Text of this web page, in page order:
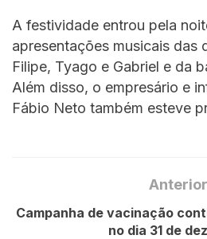
A festividade entrou pela
apresentações musicais das
Filipe, Tyago e Gabriel e da
Além disso, o empresário e
Fábio Neto também esteve
Anterior
Campanha de vacinação
no dia 31 de